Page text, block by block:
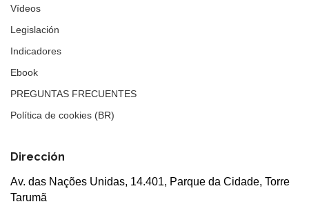
Vídeos
Legislación
Indicadores
Ebook
PREGUNTAS FRECUENTES
Política de cookies (BR)
Dirección
Av. das Nações Unidas, 14.401, Parque da Cidade, Torre
Tarumã